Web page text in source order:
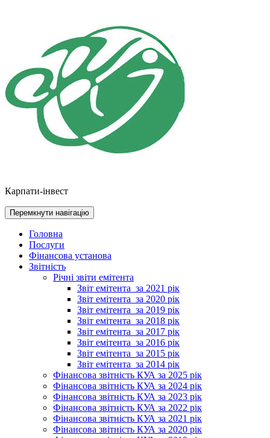
Карпати-інвест
Перемкнути навігацію
Головна
Послуги
Фінансова установа
Звітність
Річні звіти емітента
Звіт емітента_за 2021 рік
Звіт емітента_за 2020 рік
Звіт емітента_за 2019 рік
Звіт емітента_за 2018 рік
Звіт емітента_за 2017 рік
Звіт емітента_за 2016 рік
Звіт емітента_за 2015 рік
Звіт емітента_за 2014 рік
Фінансова звітність КУА за 2025 рік
Фінансова звітність КУА за 2024 рік
Фінансова звітність КУА за 2023 рік
Фінансова звітність КУА за 2022 рік
Фінансова звітність КУА за 2021 рік
Фінансова звітність КУА за 2020 рік